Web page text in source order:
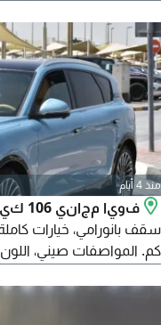
منذ 4 أيام
كم. المواصفات صيني، اللون
تريبلكس، مقاعد أمامية
هاي فاي، سقف زجاجي